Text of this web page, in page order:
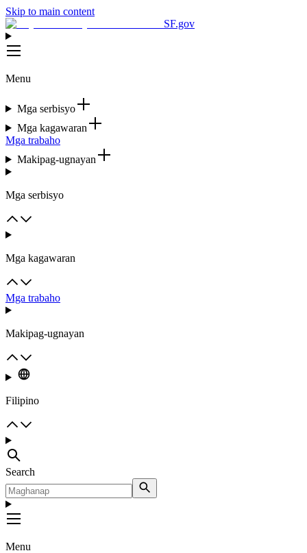
Skip to main content
SF.gov
Menu
Mga serbisyo
Mga kagawaran
Mga trabaho
Makipag-ugnayan
Mga serbisyo
Mga kagawaran
Mga trabaho
Makipag-ugnayan
Filipino
Search
Menu